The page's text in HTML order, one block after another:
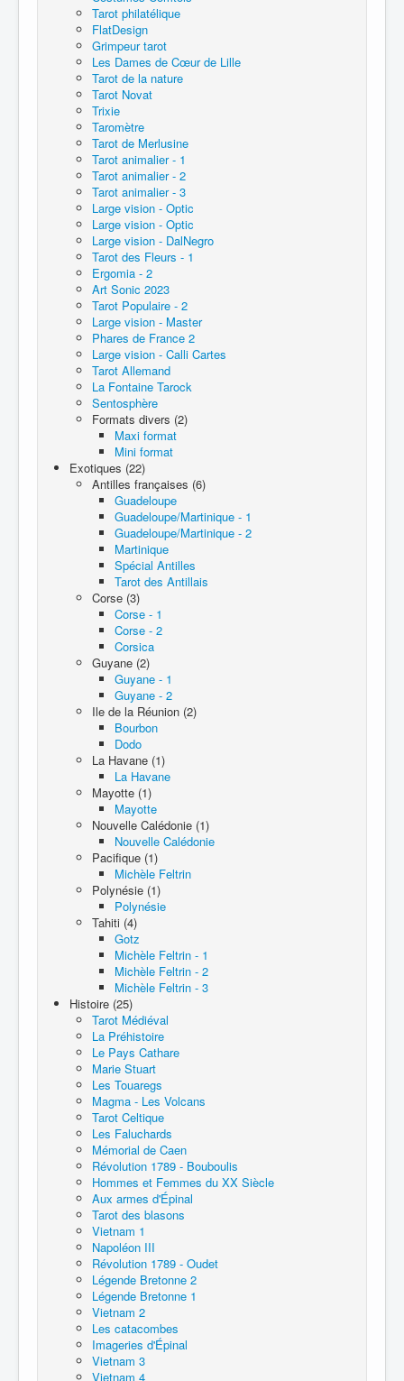
Tarot philatélique
FlatDesign
Grimpeur tarot
Les Dames de Cœur de Lille
Tarot de la nature
Tarot Novat
Trixie
Taromètre
Tarot de Merlusine
Tarot animalier - 1
Tarot animalier - 2
Tarot animalier - 3
Large vision - Optic
Large vision - Optic
Large vision - DalNegro
Tarot des Fleurs - 1
Ergomia - 2
Art Sonic 2023
Tarot Populaire - 2
Large vision - Master
Phares de France 2
Large vision - Calli Cartes
Tarot Allemand
La Fontaine Tarock
Sentosphère
Formats divers (2)
Maxi format
Mini format
Exotiques (22)
Antilles françaises (6)
Guadeloupe
Guadeloupe/Martinique - 1
Guadeloupe/Martinique - 2
Martinique
Spécial Antilles
Tarot des Antillais
Corse (3)
Corse - 1
Corse - 2
Corsica
Guyane (2)
Guyane - 1
Guyane - 2
Ile de la Réunion (2)
Bourbon
Dodo
La Havane (1)
La Havane
Mayotte (1)
Mayotte
Nouvelle Calédonie (1)
Nouvelle Calédonie
Pacifique (1)
Michèle Feltrin
Polynésie (1)
Polynésie
Tahiti (4)
Gotz
Michèle Feltrin - 1
Michèle Feltrin - 2
Michèle Feltrin - 3
Histoire (25)
Tarot Médiéval
La Préhistoire
Le Pays Cathare
Marie Stuart
Les Touaregs
Magma - Les Volcans
Tarot Celtique
Les Faluchards
Mémorial de Caen
Révolution 1789 - Bouboulis
Hommes et Femmes du XX Siècle
Aux armes d'Épinal
Tarot des blasons
Vietnam 1
Napoléon III
Révolution 1789 - Oudet
Légende Bretonne 2
Légende Bretonne 1
Vietnam 2
Les catacombes
Imageries d'Épinal
Vietnam 3
Vietnam 4